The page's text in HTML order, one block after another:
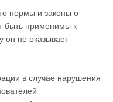
нормы и законы о
быть применимы к
он не оказывает
в случае нарушения